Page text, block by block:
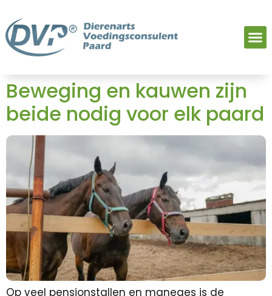
Beweging en kauwen zijn
beide nodig voor elk paard
Op veel pensionstallen en maneges is de